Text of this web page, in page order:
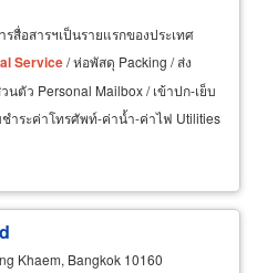
อสารฯเป็นรายแรกของประเทศ
Service/ ห่อพัสดุ Packing / ส่ง
ตัว Personal Mailbox / เข้าปก-เย็บ
ชำระค่าโทรศัพท์-ค่าน้ำ-ค่าไฟ Utilities
Khaem, Bangkok 10160